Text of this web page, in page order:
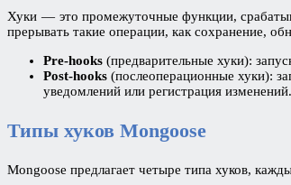
Хуки — это промежуточные функции,
прерывать такие операции, как сохранение,
Pre-hooks (предварительные хуки):
Post-hooks (послеоперационные хуки):
уведомлений или регистрация изменений.
Типы хуков Mongoose
Mongoose предлагает четыре типа хуков,